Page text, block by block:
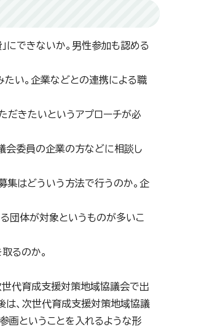
にできないか。男性参加も認める
い。企業などとの連携による職
だきたいというアプローチが必
会委員の企業の方などに相談し
はどういう方法で行うのか。企
団体が対象というものが多いこ
るのか。
世代育成支援対策地域協議会で出
は、次世代育成支援対策地域協議
画ということを入れるような形